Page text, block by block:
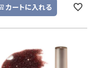
カートに入れる